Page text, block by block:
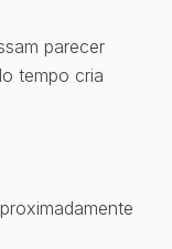
parecer
tempo cria